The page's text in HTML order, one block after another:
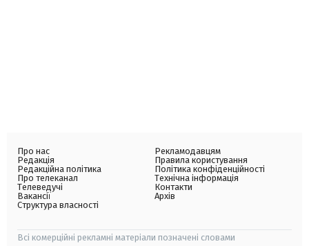
Про нас
Редакція
Редакційна політика
Про телеканал
Телеведучі
Вакансії
Структура власності
Рекламодавцям
Правила користування
Політика конфіденційності
Технічна інформація
Контакти
Архів
Всі комерційні рекламні матеріали позначені словами